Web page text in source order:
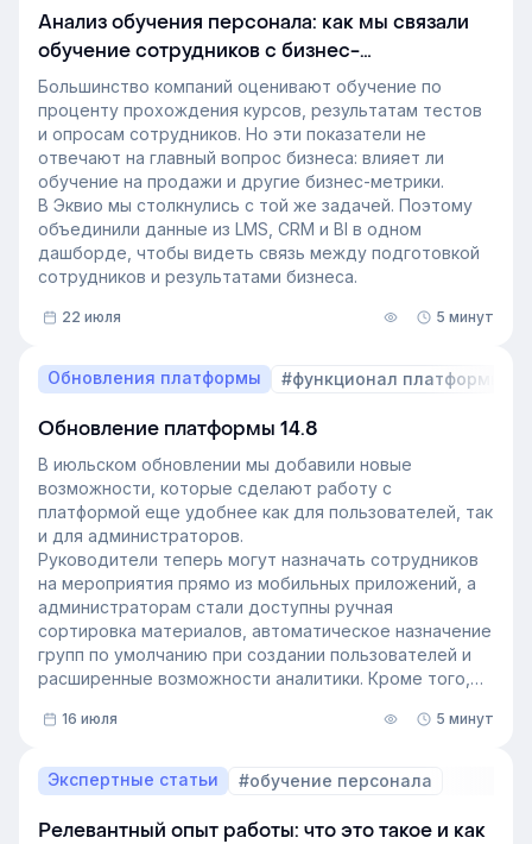
развитию сотрудников, требования к HR и L&D, а
также на критерии выбора LMS.
В этой статье разбираем, почему это происходит и
как эти изменения повлияют на корпоративное
обучение в ближайшие годы. Материал подготовлен
на основе интервью коммерческого директора
Эквио Леонида Бутакова для подкаста HR4People.
Анализ обучения персонала: как мы связали
обучение сотрудников с бизнес-
показателями
Большинство компаний оценивают обучение по
проценту прохождения курсов, результатам тестов
и опросам сотрудников. Но эти показатели не
отвечают на главный вопрос бизнеса: влияет ли
обучение на продажи и другие бизнес-метрики.
В Эквио мы столкнулись с той же задачей. Поэтому
объединили данные из LMS, CRM и BI в одном
дашборде, чтобы видеть связь между подготовкой
сотрудников и результатами бизнеса.
22 июля 5 минут
Обновления платформы #функционал платформы
Обновление платформы 14.8
В июльском обновлении мы добавили новые
возможности, которые сделают работу с
платформой еще удобнее как для пользователей, так
и для администраторов.
Руководители теперь могут назначать сотрудников
на мероприятия прямо из мобильных приложений, а
администраторам стали доступны ручная
сортировка материалов, автоматическое назначение
групп по умолчанию при создании пользователей и
расширенные возможности аналитики. Кроме того,
он охватывает и материалы из раздела «Проводник».
16 июля 5 минут
Экспертные статьи #обучение персонала
Релевантный опыт работы: что это такое и как